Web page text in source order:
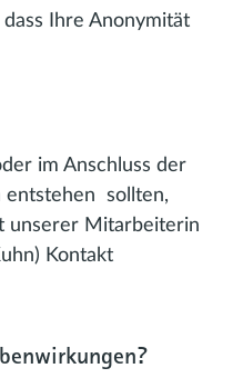
dass Ihre Anonymität
im Anschluss der
entstehen sollten,
unserer Mitarbeiterin
Kontakt